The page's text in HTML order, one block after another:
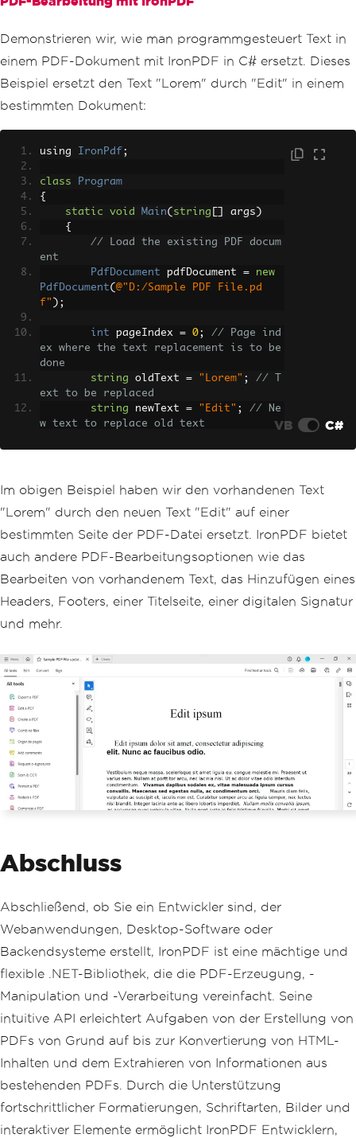
Demonstrieren wir, wie man programmgesteuert Text in
einem PDF-Dokument mit IronPDF in C# ersetzt. Dieses
Beispiel ersetzt den Text "Lorem" durch "Edit" in einem
bestimmten Dokument:
using IronPdf ;
class
Program
{
static
void Main( string args )
{
// Load the existing PDF docum
ent
PdfDocument pdfDocument =
new
PdfDocument( @"D:/Sample PDF File.pd
f" );
int pageIndex = 0;
// Page ind
ex where the text replacement is to be
done
string oldText = "Lorem" ;
// T
ext to be replaced
string newText = "Edit" ;
// Ne
w text to replace old text
        pdfDocument
ReplaceTextOnPage
( pageIndex
// Save the updated PDF docume
        pdfDocument
.SaveAs(@"D:/Sample
PDF File updated.pdf" );
}
VB C#
Im obigen Beispiel haben wir den vorhandenen Text
"Lorem" durch den neuen Text "Edit" auf einer
bestimmten Seite der PDF-Datei ersetzt. IronPDF bietet
auch andere PDF-Bearbeitungsoptionen wie das
Bearbeiten von vorhandenem Text, das Hinzufügen eines
Headers, Footers, einer Titelseite, einer digitalen Signatur
und mehr.
Abschluss
Abschließend, ob Sie ein Entwickler sind, der
Webanwendungen, Desktop-Software oder
Backendsysteme erstellt, IronPDF ist eine mächtige und
flexible .NET-Bibliothek, die die PDF-Erzeugung, -
Manipulation und -Verarbeitung vereinfacht. Seine
intuitive API erleichtert Aufgaben von der Erstellung von
PDFs von Grund auf bis zur Konvertierung von HTML-
Inhalten und dem Extrahieren von Informationen aus
bestehenden PDFs. Durch die Unterstützung
fortschrittlicher Formatierungen, Schriftarten, Bilder und
interaktiver Elemente ermöglicht IronPDF Entwicklern,